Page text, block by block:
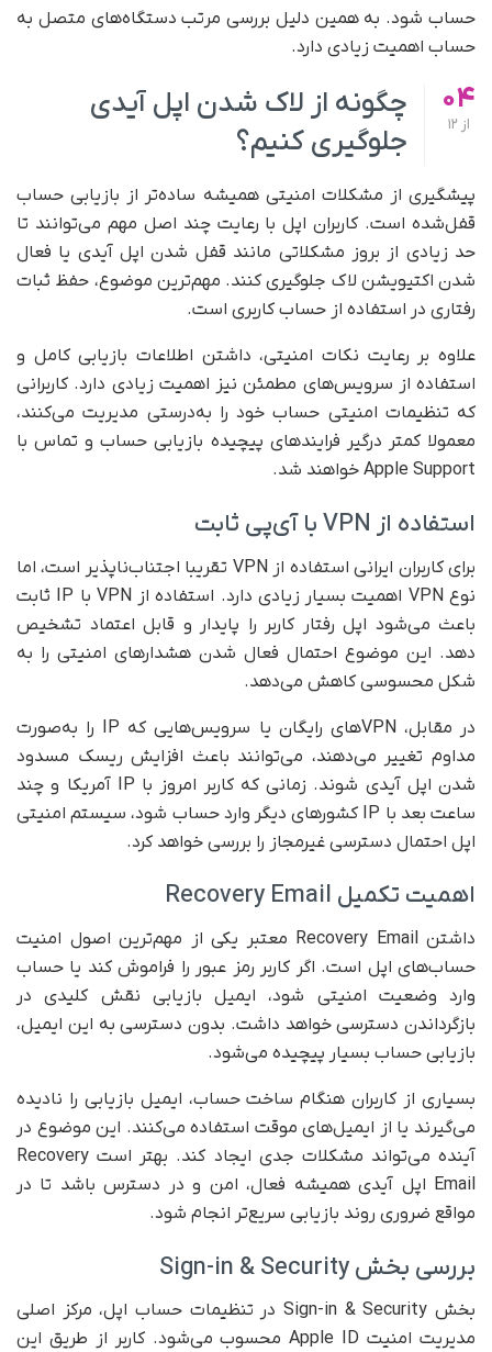
حساب شود. به همین دلیل بررسی مرتب دستگاه‌های متصل به
حساب اهمیت زیادی دارد.
04
از
چگونه از لاک شدن اپل آیدی
جلوگیری کنیم؟
پیشگیری از مشکلات امنیتی همیشه ساده‌تر از بازیابی حساب
قفل‌شده است. کاربران اپل با رعایت چند اصل مهم می‌توانند تا
حد زیادی از بروز مشکلاتی مانند قفل شدن اپل آیدی یا فعال
شدن اکتیویشن لاک جلوگیری کنند. مهم‌ترین موضوع، حفظ ثبات
رفتاری در استفاده از حساب کاربری است.
علاوه بر رعایت نکات امنیتی، داشتن اطلاعات بازیابی کامل و
استفاده از سرویس‌های مطمئن نیز اهمیت زیادی دارد. کاربرانی
که تنظیمات امنیتی حساب خود را به‌درستی مدیریت می‌کنند،
معمولا کمتر درگیر فرایندهای پیچیده بازیابی حساب و تماس با
Apple Support خواهند شد.
استفاده از VPN با آی‌پی ثابت
برای کاربران ایرانی استفاده از VPN تقریبا اجتناب‌ناپذیر است، اما
نوع VPN اهمیت بسیار زیادی دارد. استفاده از VPN با IP ثابت
باعث می‌شود اپل رفتار کاربر را پایدار و قابل اعتماد تشخیص
دهد. این موضوع احتمال فعال شدن هشدارهای امنیتی را به
شکل محسوسی کاهش می‌دهد.
در مقابل، VPNهای رایگان یا سرویس‌هایی که IP را به‌صورت
مداوم تغییر می‌دهند، می‌توانند باعث افزایش ریسک مسدود
شدن اپل آیدی شوند. زمانی که کاربر امروز با IP آمریکا و چند
ساعت بعد با IP کشورهای دیگر وارد حساب شود، سیستم امنیتی
اپل احتمال دسترسی غیرمجاز را بررسی خواهد کرد.
اهمیت تکمیل Recovery Email
داشتن Recovery Email معتبر یکی از مهم‌ترین اصول امنیت
حساب‌های اپل است. اگر کاربر رمز عبور را فراموش کند یا حساب
وارد وضعیت امنیتی شود، ایمیل بازیابی نقش کلیدی در
بازگرداندن دسترسی خواهد داشت. بدون دسترسی به این ایمیل،
بازیابی حساب بسیار پیچیده می‌شود.
بسیاری از کاربران هنگام ساخت حساب، ایمیل بازیابی را نادیده
می‌گیرند یا از ایمیل‌های موقت استفاده می‌کنند. این موضوع در
آینده می‌تواند مشکلات جدی ایجاد کند. بهتر است Recovery
Email اپل آیدی همیشه فعال، امن و در دسترس باشد تا در
مواقع ضروری روند بازیابی سریع‌تر انجام شود.
بررسی بخش Sign-in & Security
بخش Sign-in & Security در تنظیمات حساب اپل، مرکز اصلی
مدیریت امنیت Apple ID محسوب می‌شود. کاربر از طریق این